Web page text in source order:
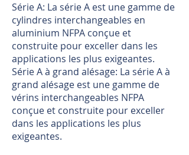
Série A: La série A est une gamme de
cylindres interchangeables en
aluminium NFPA conçue et
construite pour exceller dans les
applications les plus exigeantes.
Série A à grand alésage: La série A à
grand alésage est une gamme de
vérins interchangeables NFPA
conçue et construite pour exceller
dans les applications les plus
exigeantes.